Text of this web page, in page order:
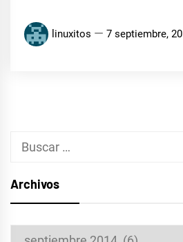
linuxitos 7 septiembre,
Buscar:
Archivos
Archivos